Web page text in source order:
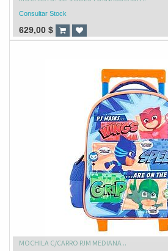
Consultar Stock
629,00 $
MOCHILA C/CARRO PJM MEDIANA ..